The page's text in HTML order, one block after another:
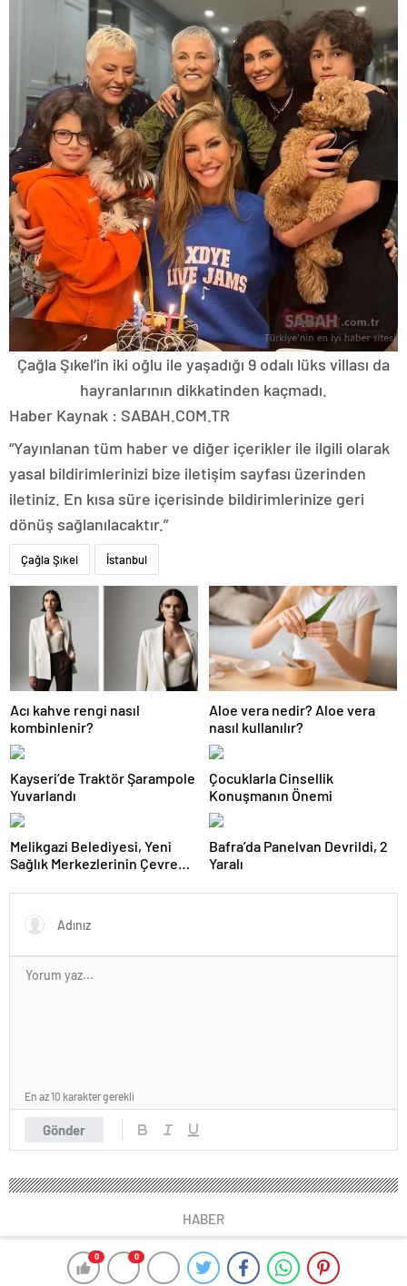
0 0
Çağla Şıkel’in iki oğlu ile yaşadığı 9 odalı lüks villası da
hayranlarının dikkatinden kaçmadı.
Haber Kaynak : SABAH.COM.TR
“Yayınlanan tüm haber ve diğer içerikler ile ilgili olarak
yasal bildirimlerinizi bize iletişim sayfası üzerinden
iletiniz. En kısa süre içerisinde bildirimlerinize geri
dönüş sağlanılacaktır.”
Çağla Şıkel İstanbul
Acı kahve rengi nasıl
kombinlenir?
Aloe vera nedir? Aloe vera
nasıl kullanılır?
Kayseri’de Traktör Şarampole
Yuvarlandı
Çocuklarla Cinsellik
Konuşmanın Önemi
Melikgazi Belediyesi, Yeni
Sağlık Merkezlerinin Çevre
Bafra’da Panelvan Devrildi, 2
Yaralı
Gönder
En az 10 karakter gerekli
HABER